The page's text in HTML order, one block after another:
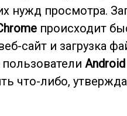
нужд просмотра.
происходит
сайт и загрузка
Android
что-либо,